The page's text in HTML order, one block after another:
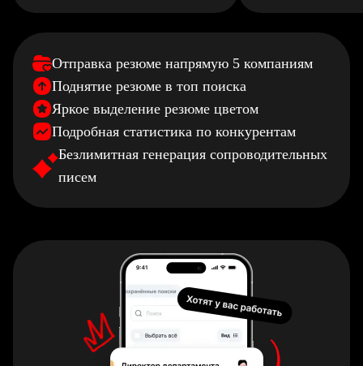
Отправка резюме напрямую 5 компаниям
Поднятие резюме в топ поиска
Яркое выделение резюме цветом
Подробная статистика по конкурентам
Безлимитная генерация сопроводительных
писем